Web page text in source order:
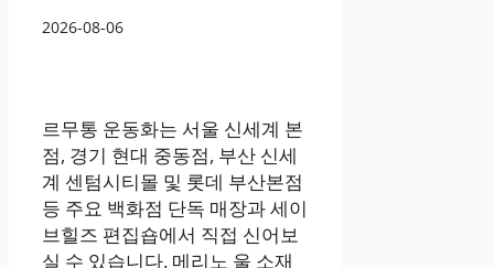
2026-08-06
르무통 운동화는 서울 신세계 본
점, 경기 현대 중동점, 부산 신세
계 센텀시티몰 및 롯데 부산본점
등 주요 백화점 단독 매장과 세이
브힐즈 편집숍에서 직접 신어보
실 수 있습니다. 메리노 울 소재